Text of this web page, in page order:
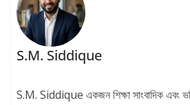
S.M. Siddique
S.M. Siddique একজন শিক্ষা সাংবাদিক এবং